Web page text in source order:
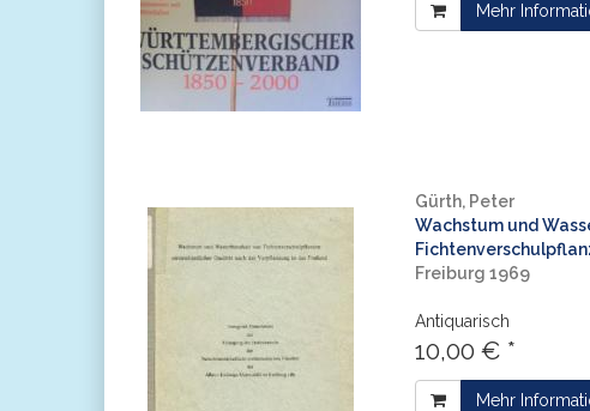
Mehr
Gürth, Peter
Wachstum und
Freiburg 1969
Antiquarisch
10,00 € *
Mehr